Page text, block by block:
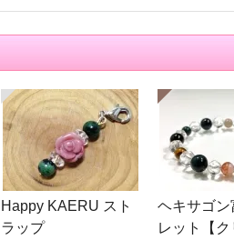
Happy KAERU スト
ラップ
ヘキサゴン
レット【